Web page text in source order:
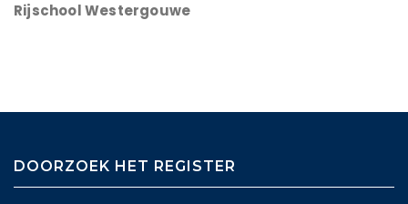
Rijschool Westergouwe
DOORZOEK HET REGISTER